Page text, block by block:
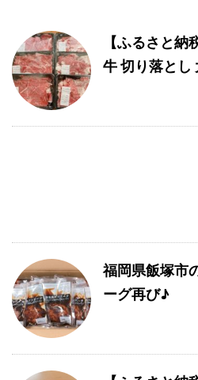
【ふるさと納
牛 切り落とし
福岡県飯塚市
ーグ再び♪